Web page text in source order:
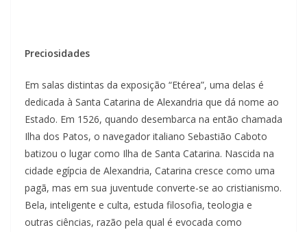
Preciosidades
Em salas distintas da exposição “Etérea”, uma delas é
dedicada à Santa Catarina de Alexandria que dá nome ao
Estado. Em 1526, quando desembarca na então chamada
Ilha dos Patos, o navegador italiano Sebastião Caboto
batizou o lugar como Ilha de Santa Catarina. Nascida na
cidade egípcia de Alexandria, Catarina cresce como uma
pagã, mas em sua juventude converte-se ao cristianismo.
Bela, inteligente e culta, estuda filosofia, teologia e
outras ciências, razão pela qual é evocada como